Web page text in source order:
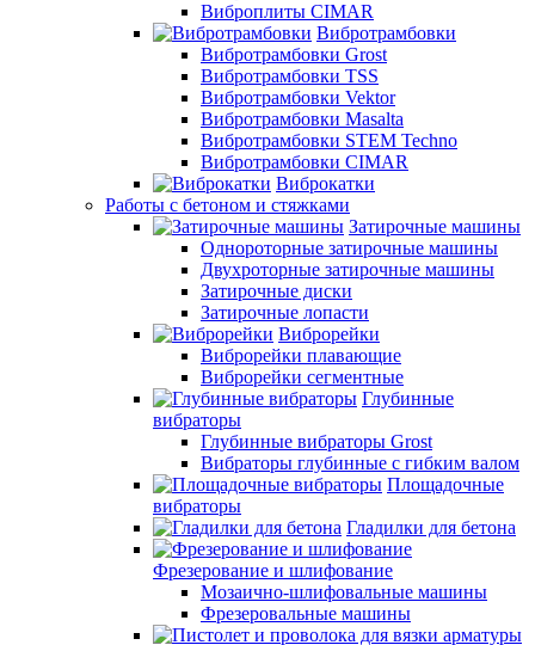
Виброплиты CIMAR
Вибротрамбовки
Вибротрамбовки Grost
Вибротрамбовки TSS
Вибротрамбовки Vektor
Вибротрамбовки Masalta
Вибротрамбовки STEM Techno
Вибротрамбовки CIMAR
Виброкатки
Работы с бетоном и стяжками
Затирочные машины
Однороторные затирочные машины
Двухроторные затирочные машины
Затирочные диски
Затирочные лопасти
Виброрейки
Виброрейки плавающие
Виброрейки сегментные
Глубинные
вибраторы
Глубинные вибраторы Grost
Вибраторы глубинные с гибким валом
Площадочные
вибраторы
Гладилки для бетона
Фрезерование и шлифование
Мозаично-шлифовальные машины
Фрезеровальные машины